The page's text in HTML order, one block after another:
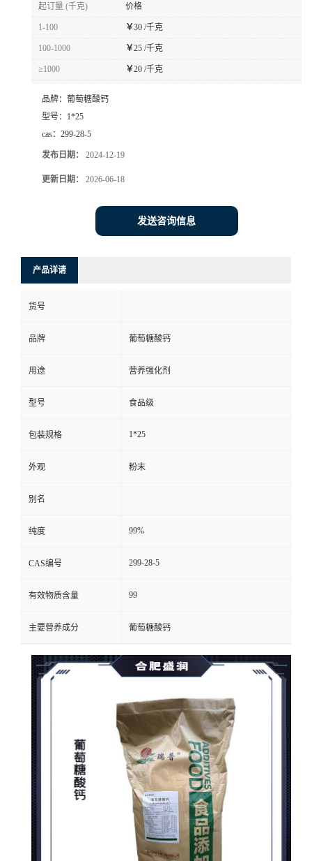
起订量 (千克) 价格
1-100 ￥30 /千克
100-1000 ￥25 /千克
≥1000 ￥20 /千克
品牌： 葡萄糖酸钙
型号： 1*25
cas： 299-28-5
发布日期： 2024-12-19
更新日期： 2026-06-18
发送咨询信息
产品详请
货号
品牌 葡萄糖酸钙
用途 营养强化剂
型号 食品级
包装规格 1*25
外观 粉末
别名
纯度 99%
CAS编号 299-28-5
有效物质含量 99
主要营养成分 葡萄糖酸钙